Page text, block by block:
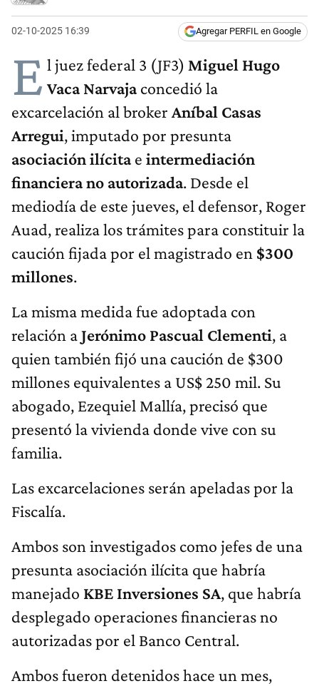
02-10-2025 16:39 Agregar PERFIL en Google
E l juez federal 3 (JF3) Miguel Hugo
Vaca Narvajaconcedió la
excarcelación al broker Aníbal Casas
Arregui, imputado por presunta
asociación ilícitae intermediación
financiera no autorizada. Desde el
mediodía de este jueves, el defensor, Roger
Auad, realiza los trámites para constituir la
caución fijada por el magistrado en $300
millones.
La misma medida fue adoptada con
relación aJerónimo Pascual Clementi, a
quien también fijó una caución de $300
millones equivalentes a US$ 250 mil. Su
abogado, Ezequiel Mallía, precisó que
presentó la vivienda donde vive con su
familia.
Las excarcelaciones serán apeladas por la
Fiscalía.
Ambos son investigados como jefes de una
presunta asociación ilícita que habría
manejado KBE Inversiones SA, que habría
desplegado operaciones financieras no
autorizadas por el Banco Central.
Ambos fueron detenidos hace un mes,